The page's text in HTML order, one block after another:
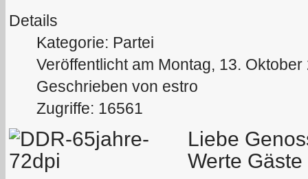
Details
Kategorie: Partei
Veröffentlicht am Montag, 13. Oktober
Geschrieben von estro
Zugriffe: 16561
Liebe
Werte Gäste